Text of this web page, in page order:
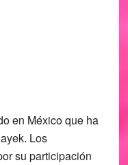
en México que ha
Los
su participación